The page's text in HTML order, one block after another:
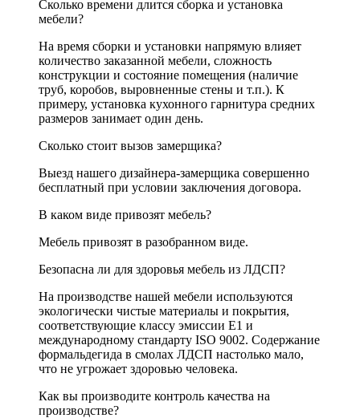
Сколько времени длится сборка и установка
мебели?
На время сборки и установки напрямую влияет
количество заказанной мебели, сложность
конструкции и состояние помещения (наличие
труб, коробов, выровненные стены и т.п.). К
примеру, установка кухонного гарнитура средних
размеров занимает один день.
Сколько стоит вызов замерщика?
Выезд нашего дизайнера-замерщика совершенно
бесплатный при условии заключения договора.
В каком виде привозят мебель?
Мебель привозят в разобранном виде.
Безопасна ли для здоровья мебель из ЛДСП?
На производстве нашей мебели используются
экологически чистые материалы и покрытия,
соответствующие классу эмиссии Е1 и
международному стандарту ISO 9002. Содержание
формальдегида в смолах ЛДСП настолько мало,
что не угрожает здоровью человека.
Как вы производите контроль качества на
производстве?